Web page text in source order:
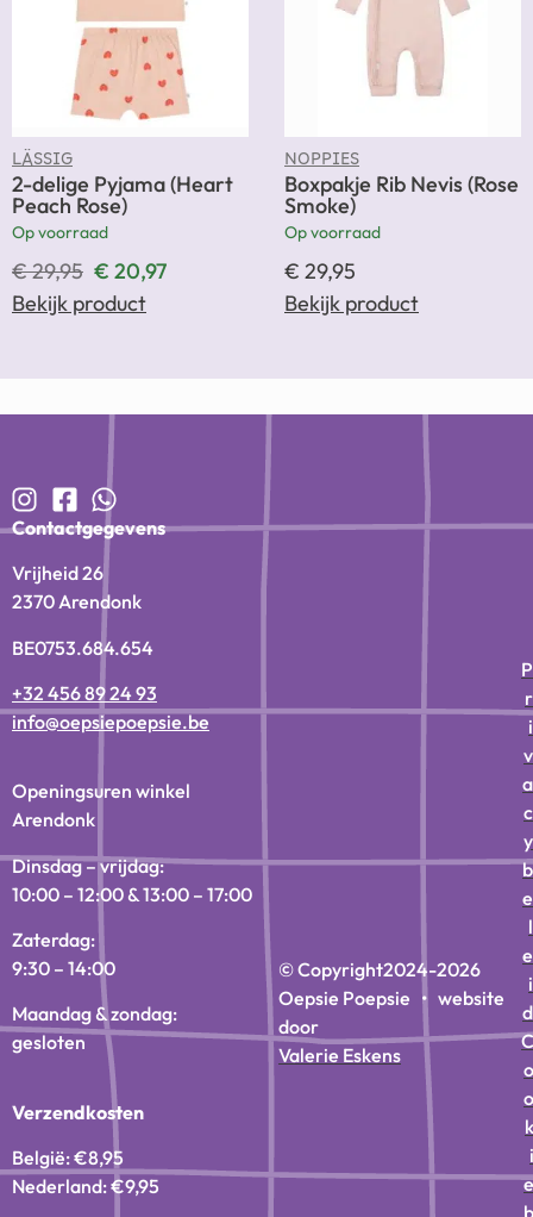
LÄSSIG
2-delige Pyjama (Heart
Peach Rose)
Op voorraad
€29,95 € 20,97
Bekijk product
NOPPIES
Boxpakje Rib Nevis (Rose
Smoke)
Op voorraad
€ 29,95
Bekijk product
Contactgegevens
Vrijheid 26
2370 Arendonk
BE0753.684.654
+32 456 89 24 93
info@oepsiepoepsie.be
Openingsuren winkel
Arendonk
Dinsdag – vrijdag:
10:00 – 12:00 & 13:00 – 17:00
Zaterdag:
9:30 – 14:00
Maandag & zondag:
gesloten
Verzendkosten
België: €8,95
Nederland: €9,95
© Copyright2024-2026
Oepsie Poepsie • website
door
Valerie Eskens
P
r
i
v
a
c
y
b
e
l
e
i
d
C
o
o
k
i
e
b